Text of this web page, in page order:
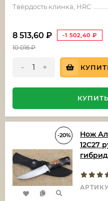
Твёрдость клинка, HRC
8 513,60 ₽ -1 502,40 ₽
10 016₽
- +
-20%
Нож
12C27